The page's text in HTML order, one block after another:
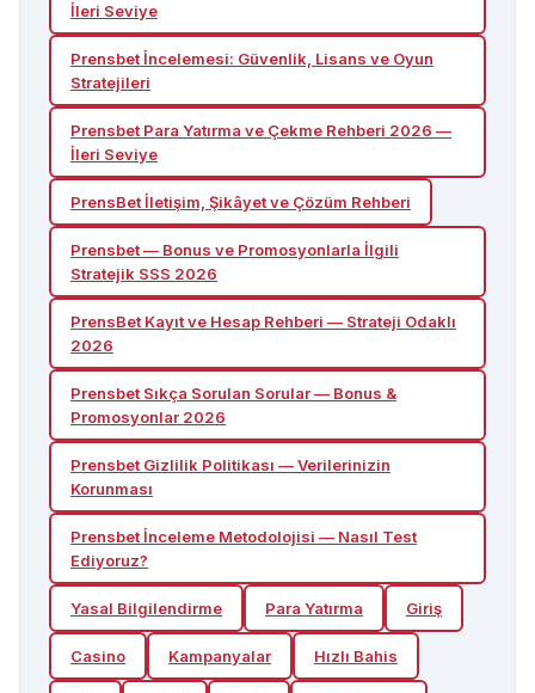
İleri Seviye
Prensbet İncelemesi: Güvenlik, Lisans ve Oyun
Stratejileri
Prensbet Para Yatırma ve Çekme Rehberi 2026 —
İleri Seviye
PrensBet İletişim, Şikâyet ve Çözüm Rehberi
Prensbet — Bonus ve Promosyonlarla İlgili
Stratejik SSS 2026
PrensBet Kayıt ve Hesap Rehberi — Strateji Odaklı
2026
Prensbet Sıkça Sorulan Sorular — Bonus &
Promosyonlar 2026
Prensbet Gizlilik Politikası — Verilerinizin
Korunması
Prensbet İnceleme Metodolojisi — Nasıl Test
Ediyoruz?
Yasal Bilgilendirme Para Yatırma Giriş
Casino Kampanyalar Hızlı Bahis